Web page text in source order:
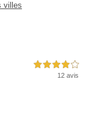
villes
4,0 étoiles sur 5
12 avis